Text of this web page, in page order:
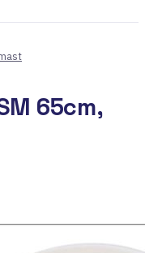
65cm,